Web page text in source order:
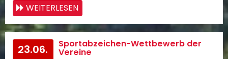
WEITERLESEN
23.06. Sportabzeichen-Wettbewerb der
Vereine